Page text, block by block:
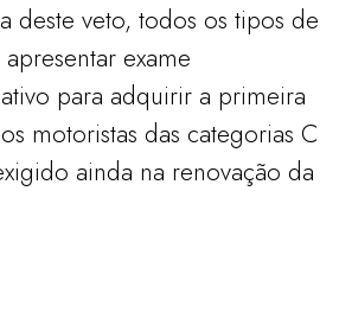
deste veto, todos os tipos de
exame
para adquirir a primeira
motoristas das categorias C
ainda na renovação da